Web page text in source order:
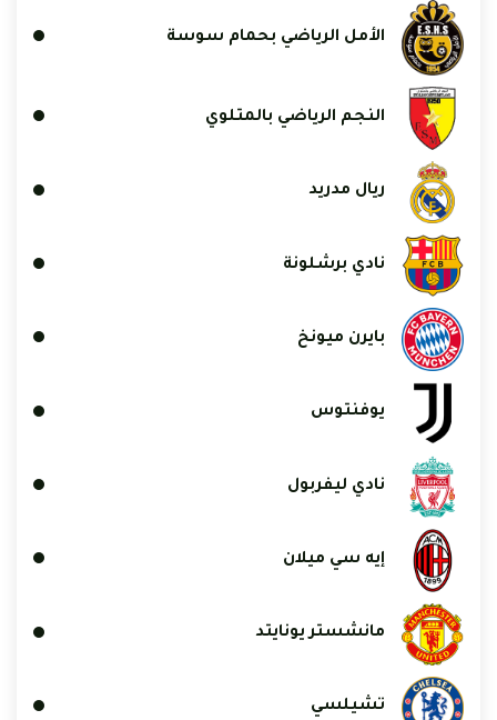
الأمل الرياضي بحمام سوسة
النجم الرياضي بالمتلوي
ريال مدريد
نادي برشلونة
بايرن ميونخ
يوفنتوس
نادي ليفربول
إيه سي ميلان
مانشستر يونايتد
تشيلسي